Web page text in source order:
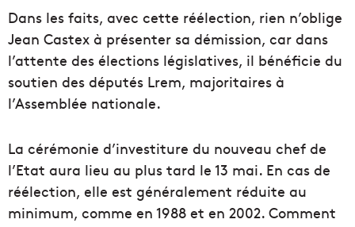
Dans les faits, avec cette réélection, rien n’oblige
Jean Castex à présenter sa démission, car dans
l’attente des élections législatives, il bénéficie du
soutien des députés Lrem, majoritaires à
l’Assemblée nationale.
La cérémonie d’investiture du nouveau chef de
l’Etat aura lieu au plus tard le 13 mai. En cas de
réélection, elle est généralement réduite au
minimum, comme en 1988 et en 2002. Comment